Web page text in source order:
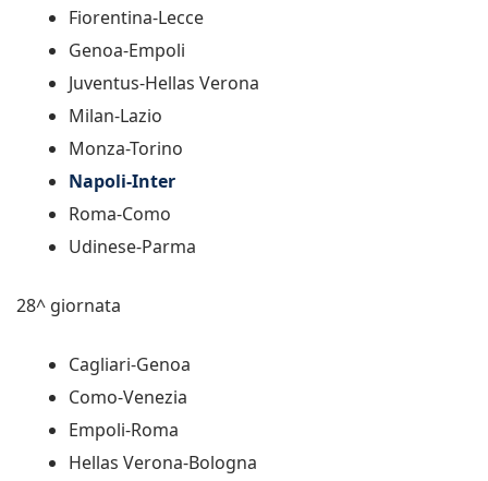
Fiorentina-Lecce
Genoa-Empoli
Juventus-Hellas Verona
Milan-Lazio
Monza-Torino
Napoli-Inter
Roma-Como
Udinese-Parma
28^ giornata
Cagliari-Genoa
Como-Venezia
Empoli-Roma
Hellas Verona-Bologna